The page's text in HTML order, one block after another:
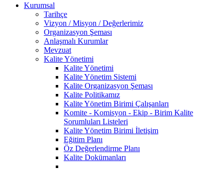
Kurumsal
Tarihçe
Vizyon / Misyon / Değerlerimiz
Organizasyon Şeması
Anlaşmalı Kurumlar
Mevzuat
Kalite Yönetimi
Kalite Yönetimi
Kalite Yönetim Sistemi
Kalite Organizasyon Şeması
Kalite Politikamız
Kalite Yönetim Birimi Çalışanları
Komite - Komisyon - Ekip - Birim Kalite
Sorumluları Listeleri
Kalite Yönetim Birimi İletişim
Eğitim Planı
Öz Değerlendirme Planı
Kalite Dokümanları